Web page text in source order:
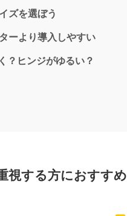
ズを選ぼう
ーより導入しやすい
？ヒンジがゆるい？
視する方におすすめ